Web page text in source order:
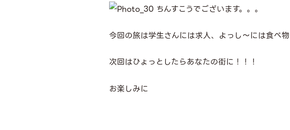
ちんすこうでございます。。。
今回の旅は学生さんには求人、よっし～には食べ
次回はひょっとしたらあなたの街に！！！
お楽しみに